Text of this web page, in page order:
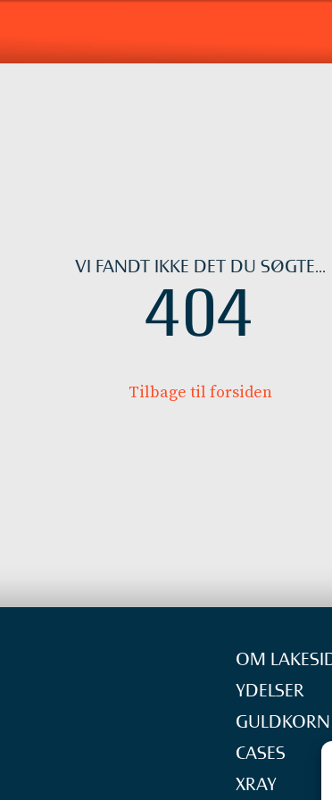
VI FANDT IKKE DET DU SØGTE...
404
Tilbage til forsiden
OM
YDELSER
GULDKORN
CASES
XRAY